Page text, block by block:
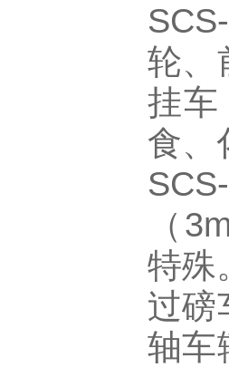
轮、
挂车
食、
（
特殊
过磅
轴车